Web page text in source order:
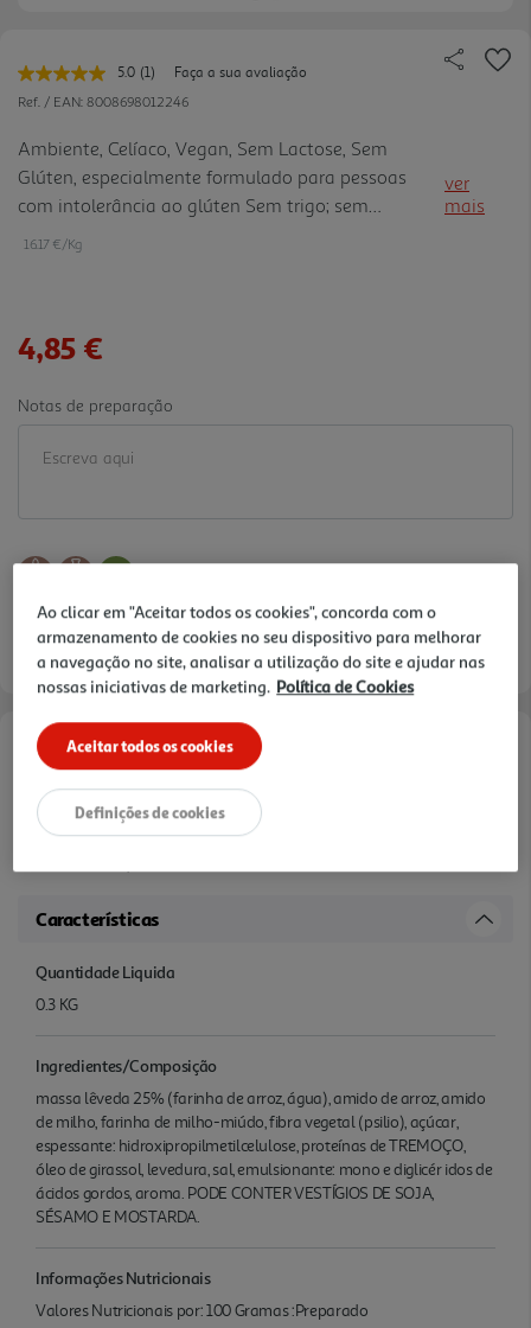
5.0 Leu
uma
para
a
mesma
página.
(1)
Faça a sua avaliação
Ref. / EAN: 8008698012246
Ambiente, Celíaco, Vegan, Sem Lactose, Sem
Glúten, especialmente formulado para pessoas
com intolerância ao glúten Sem trigo; sem
conservantes, Fonte de fibra
ver
mais
16.17 €/Kg
4,85 €
Notas de preparação
Informações de Marketing
Ambiente, Celíaco, Vegan, Sem Lactose, Sem Glúten, especialmente
formulado para pessoas com intolerância ao glúten Sem trigo; sem
Características
Quantidade Liquida
0.3 KG
Ingredientes/Composição
massa lêveda 25% (farinha de arroz, água), amido de arroz, amido
de milho, farinha de milho-miúdo, fibra vegetal (psilio), açúcar,
espessante: hidroxipropilmetilcelulose, proteínas de TREMOÇO,
óleo de girassol, levedura, sal, emulsionante: mono e diglicér idos de
ácidos gordos, aroma. PODE CONTER VESTÍGIOS DE SOJA,
SÉSAMO E MOSTARDA.
Informações Nutricionais
Valores Nutricionais por: 100 Gramas :Preparado
Ao clicar em "Aceitar todos os cookies", concorda com o
armazenamento de cookies no seu dispositivo para melhorar
a navegação no site, analisar a utilização do site e ajudar nas
nossas iniciativas de marketing. Política de Cookies
Aceitar todos os cookies
Definições de cookies